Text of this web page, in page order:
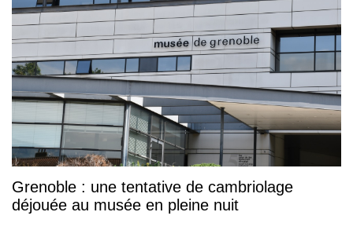
Grenoble : une tentative de cambriolage
déjouée au musée en pleine nuit